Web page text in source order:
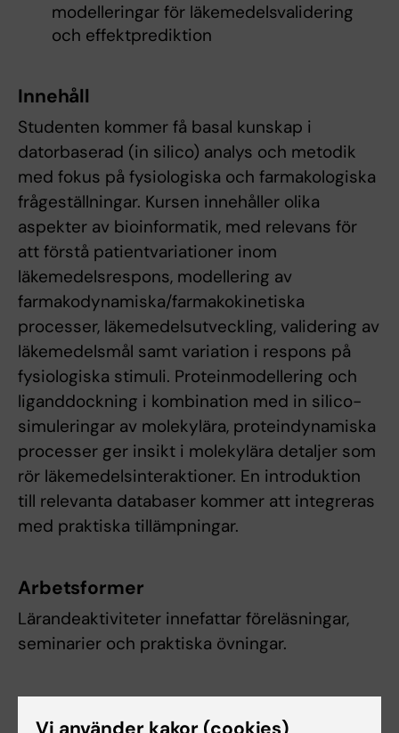
modelleringar för läkemedelsvalidering
och effektprediktion
Innehåll
Studenten kommer få basal kunskap i
datorbaserad (in silico) analys och metodik
med fokus på fysiologiska och farmakologiska
frågeställningar. Kursen innehåller olika
aspekter av bioinformatik, med relevans för
att förstå patientvariationer inom
läkemedelsrespons, modellering av
farmakodynamiska/farmakokinetiska
processer, läkemedelsutveckling, validering av
läkemedelsmål samt variation i respons på
fysiologiska stimuli. Proteinmodellering och
liganddockning i kombination med in silico-
simuleringar av molekylära, proteindynamiska
processer ger insikt i molekylära detaljer som
rör läkemedelsinteraktioner. En introduktion
till relevanta databaser kommer att integreras
med praktiska tillämpningar.
Arbetsformer
Lärandeaktiviteter innefattar föreläsningar,
seminarier och praktiska övningar.